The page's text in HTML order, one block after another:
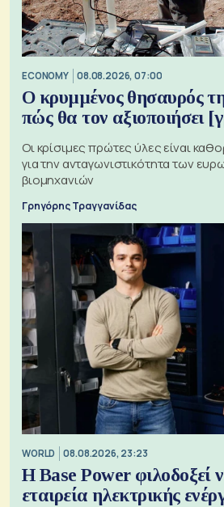
ECONOMY 08.08.2026, 07:00
Ο κρυμμένος θησαυρός
πώς θα τον αξιοποιήσει
Οι κρίσιμες πρώτες ύλες είναι
για την ανταγωνιστικότητα των
βιομηχανιών
Γρηγόρης Τραγγανίδας
WORLD 08.08.2026, 23:23
Η Base Power φιλοδοξεί
εταιρεία ηλεκτρικής